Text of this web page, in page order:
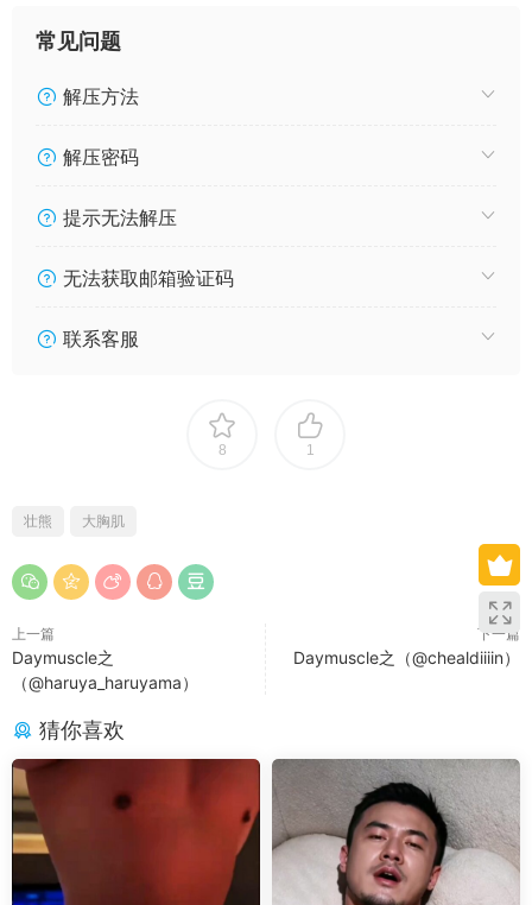
常见问题
解压方法
解压密码
提示无法解压
无法获取邮箱验证码
联系客服
8 1
壮熊 大胸肌
上一篇
Daymuscle之
（@haruya_haruyama）
下一篇
Daymuscle之（@chealdiiiin）
猜你喜欢